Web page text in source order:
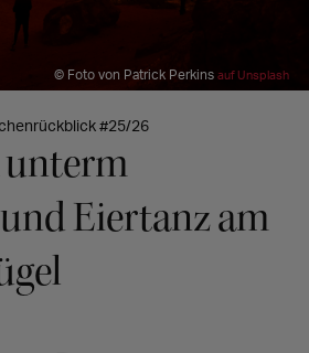
© Foto von Patrick Perkins auf Unsplash
#25/26
Eiertanz am